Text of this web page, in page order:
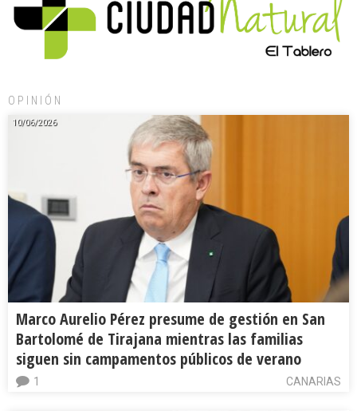
OPINIÓN
10/06/2026
Marco Aurelio Pérez presume de gestión en San
Bartolomé de Tirajana mientras las familias
siguen sin campamentos públicos de verano
CANARIAS
1